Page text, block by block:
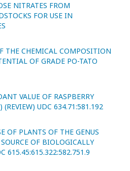
NITRATES FROM
FOR USE IN
THE CHEMICAL COMPOSITION
OF GRADE PO-TATO
VALUE OF RASPBERRY
(REVIEW) UDC 634.71:581.192
OF PLANTS OF THE GENUS
OF BIOLOGICALLY
615.45:615.322:582.751.9